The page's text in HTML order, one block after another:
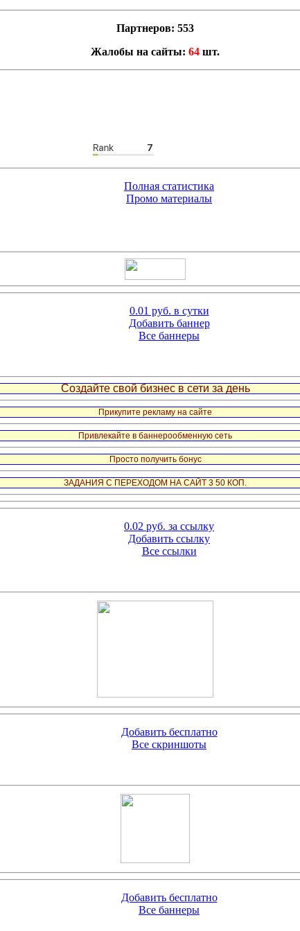
Партнеров: 553
Жалобы на сайты: 64 шт.
Полная статистика
Промо материалы
0.01 руб. в сутки
Добавить баннер
Все баннеры
Создайте свой бизнес в сети за день
Прикупите рекламу на сайте
Привлекайте в баннерообменную сеть
Просто получить бонус
ЗАДАНИЯ С ПЕРЕХОДОМ НА САЙТ 3 50 КОП.
0.02 руб. за ссылку
Добавить ссылку
Все ссылки
Добавить бесплатно
Все скриншоты
Добавить бесплатно
Все баннеры